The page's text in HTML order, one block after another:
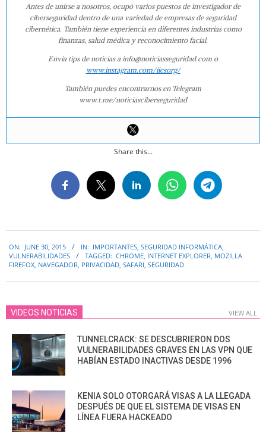
Antes de unirse a nosotros, ocupó varios puestos de investigador de
ciberseguridad dentro de una variedad de empresas de seguridad
cibernética. También tiene experiencia en diferentes industrias como
finanzas, salud médica y reconocimiento facial.
Envía tips de noticias a info@noticiasseguridad.com o
www.instagram.com/iicsorg/
También puedes encontrarnos en Telegram
www.t.me/noticiasciberseguridad
Share this...
06-
30
ON: JUNE 30, 2015 IN: IMPORTANTES, SEGURIDAD INFORMÁTICA,
VULNERABILIDADES
TAGGED: CHROME, INTERNET EXPLORER, MOZILLA
FIREFOX, NAVEGADOR, PRIVACIDAD, SAFARI, SEGURIDAD
VIDEOS NOTICIAS VIEW ALL
TUNNELCRACK: SE DESCUBRIERON DOS
VULNERABILIDADES GRAVES EN LAS VPN QUE
HABÍAN ESTADO INACTIVAS DESDE 1996
KENIA SOLO OTORGARÁ VISAS A LA LLEGADA
DESPUÉS DE QUE EL SISTEMA DE VISAS EN
LÍNEA FUERA HACKEADO